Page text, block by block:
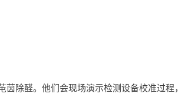
除醛。他们会现场演示检测设备校准过程